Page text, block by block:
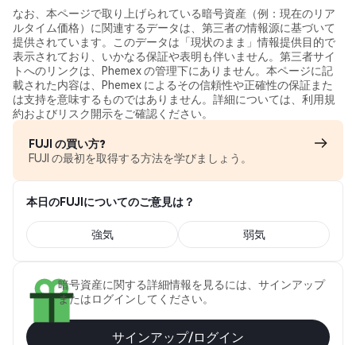
なお、本ページで取り上げられている暗号資産（例：現在のリア
ルタイム価格）に関連するデータは、第三者の情報源に基づいて
提供されています。このデータは「現状のまま」情報提供目的で
表示されており、いかなる保証や表明も伴いません。第三者サイ
トへのリンクは、Phemex の管理下にありません。本ページに記
載された内容は、Phemex によるその信頼性や正確性の保証また
は支持を意味するものではありません。詳細については、利用規
約およびリスク開示をご確認ください。
FUJI の買い方?
FUJI の最初を取得する方法を学びましょう。
本日のFUJIについてのご意見は？
強気 弱気
暗号資産に関する詳細情報を見るには、サインアップ
またはログインしてください。
サインアップ/ログイン